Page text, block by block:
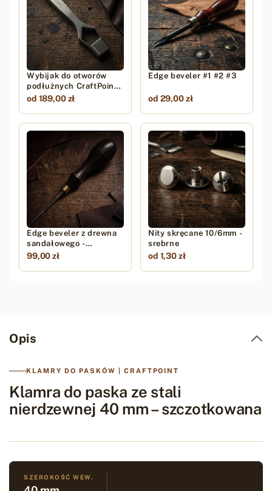
Wybijak do otworów
podłużnych CraftPoint
16/20mm
od 189,00 zł
Edge beveler #1 #2 #3
od 29,00 zł
Edge beveler z drewna
sandałowego -
#1,2,3,4,5
99,00 zł
Nity skręcane 10/6mm -
srebrne
od 1,30 zł
Opis
KLAMRY DO PASKÓW | CRAFTPOINT
Klamra do paska ze stali
nierdzewnej 40 mm – szczotkowana
SZEROKOŚĆ WEW.